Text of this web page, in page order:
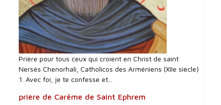
Prière pour tous ceux qui croient en Christ de saint
Nersès Chenorhali, Catholicos des Arméniens (XIIe siècle)
1. Avec foi, je te confesse et...
prière de Carême de Saint Ephrem